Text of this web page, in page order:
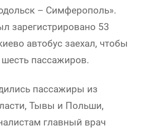
– Симферополь».
зарегистрировано 53
автобус заехал, чтобы
пассажиров.
пассажиры из
Тывы и Польши,
главный врач